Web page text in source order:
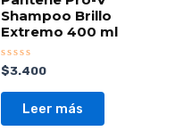
Shampoo Brillo
Extremo 400 ml
Valorado
con
0
$3.400
Leer más